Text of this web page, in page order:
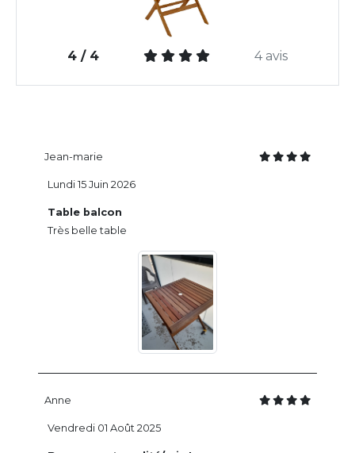
4 / 4 4 avis
Jean-marie
Table balcon
Très belle table
Lundi 15 Juin 2026
Anne
Vendredi 01 Août 2025